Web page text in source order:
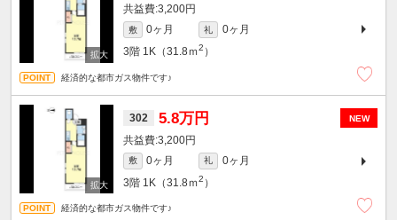
3,200円
敷 0ヶ月 礼
0ヶ月
3階 1K（31.8ｍ2 ）
経済的な都市ガス物件です♪
NEW
302 5.8万円
3,200円
敷 0ヶ月 礼
0ヶ月
3階 1K（31.8ｍ2 ）
経済的な都市ガス物件です♪